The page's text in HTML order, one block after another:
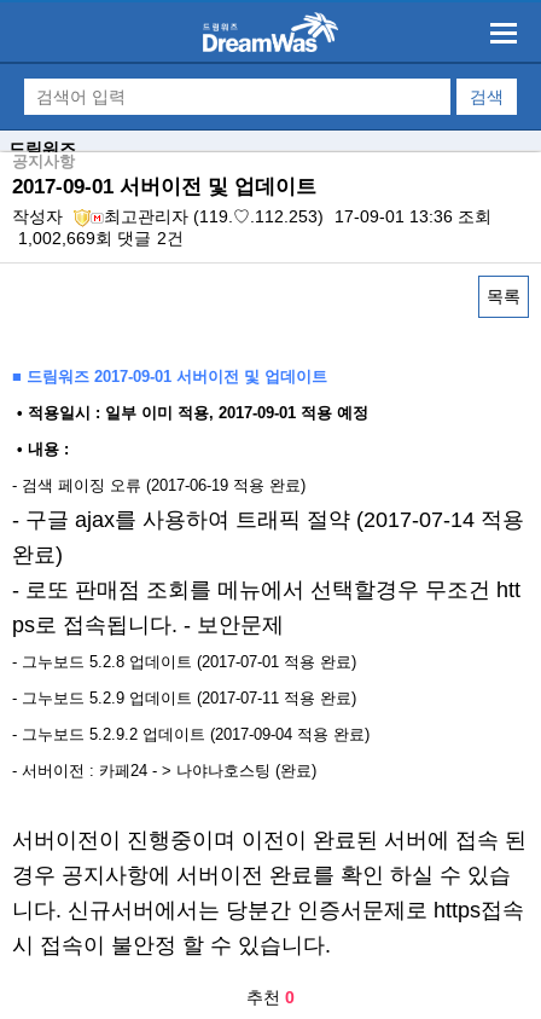
드림워즈
공지사항
2017-09-01 서버이전 및 업데이트
작성자 최고관리자 (119.♡.112.253) 17-09-01 13:36 조회
1,002,669회 댓글 2건
목록
■ 드림워즈 2017-09-01 서버이전 및 업데이트
​ • 적용일시 : 일부 이미 적용, 2017-09-01 적용 예정
• 내용 : ​
- 검색 페이징 오류 (2017-06-19 적용 완료)
- 구글 ajax를 사용하여 트래픽 절약 (2017-07-14 적용
완료)
- 로또 판매점 조회를 메뉴에서 선택할경우 무조건 htt
ps로 접속됩니다. - 보안문제
- 그누보드 5.2.8 업데이트 (2017-07-01 적용 완료)
- 그누보드 5.2.9 업데이트 (2017-07-11 적용 완료)
- 그누보드 5.2.9.2 업데이트 (2017-09-04 적용 완료)​
- 서버이전 : 카페24 - > 나야나호스팅 (완료)
서버이전이 진행중이며 이전이 완료된 서버에 접속 된
경우 공지사항에 서버이전 완료를 확인 하실 수 있습
니다. 신규서버에서는 당분간 인증서문제로 https접속
시 접속이 불안정 할 수 있습니다.
추천 0